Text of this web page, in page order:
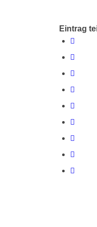
Eintrag